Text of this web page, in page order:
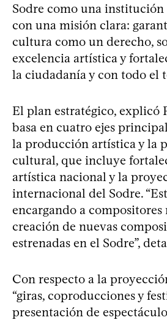
Sodre como una
con una misión clara:
cultura como un derecho,
excelencia artística y
la ciudadanía y con todo el
El plan estratégico, explicó
basa en cuatro ejes
la producción artística y la
cultural, que incluye
artística nacional y la
internacional del Sodre.
encargando a compositores
creación de nuevas
estrenadas en el Sodre”,
Con respecto a la
“giras, coproducciones y
presentación de